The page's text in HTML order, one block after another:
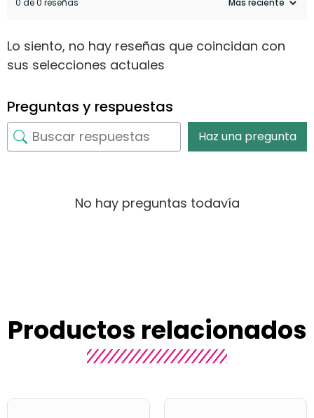
Lo siento, no hay reseñas que coincidan con
sus selecciones actuales
Preguntas y respuestas
Haz una pregunta
No hay preguntas todavía
Productos relacionados